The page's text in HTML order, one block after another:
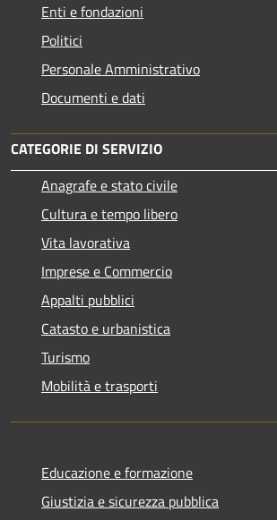
Enti e fondazioni
Politici
Personale Amministrativo
Documenti e dati
CATEGORIE DI SERVIZIO
Anagrafe e stato civile
Cultura e tempo libero
Vita lavorativa
Imprese e Commercio
Appalti pubblici
Catasto e urbanistica
Turismo
Mobilità e trasporti
Educazione e formazione
Giustizia e sicurezza pubblica